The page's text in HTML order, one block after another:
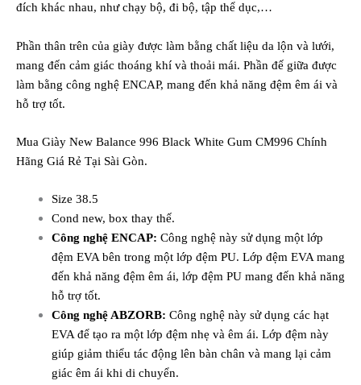
đích khác nhau, như chạy bộ, đi bộ, tập thể dục,…
Phần thân trên của giày được làm bằng chất liệu da lộn và lưới,
mang đến cảm giác thoáng khí và thoải mái. Phần đế giữa được
làm bằng công nghệ ENCAP, mang đến khả năng đệm êm ái và
hỗ trợ tốt.
Mua Giày New Balance 996 Black White Gum CM996 Chính
Hãng Giá Rẻ Tại Sài Gòn.
Size 38.5
Cond new, box thay thế.
Công nghệ ENCAP: Công nghệ này sử dụng một lớp
đệm EVA bên trong một lớp đệm PU. Lớp đệm EVA mang
đến khả năng đệm êm ái, lớp đệm PU mang đến khả năng
hỗ trợ tốt.
Công nghệ ABZORB: Công nghệ này sử dụng các hạt
EVA để tạo ra một lớp đệm nhẹ và êm ái. Lớp đệm này
giúp giảm thiểu tác động lên bàn chân và mang lại cảm
giác êm ái khi di chuyển.